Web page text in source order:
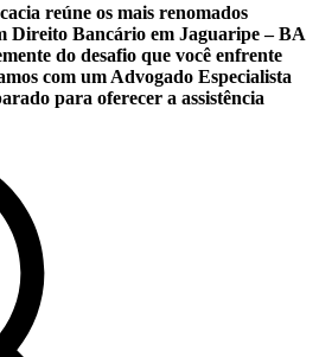
reúne os mais renomados
Direito Bancário em Jaguaripe – BA
do desafio que você enfrente
com um Advogado Especialista
para oferecer a assistência